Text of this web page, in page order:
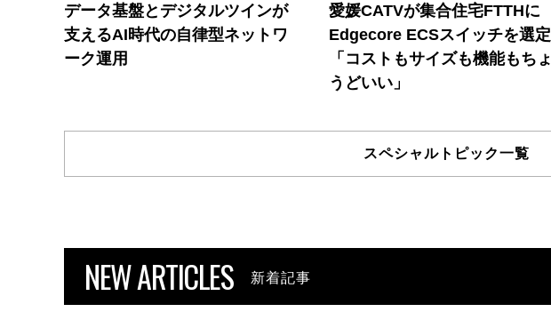
データ基盤とデジタルツインが
支えるAI時代の自律型ネットワ
ーク運用
愛媛CATVが集合住宅FTTHに
Edgecore ECSスイッチを選定
「コストもサイズも機能もちょ
うどいい」
スペシャルトピック一覧
NEW ARTICLES 新着記事